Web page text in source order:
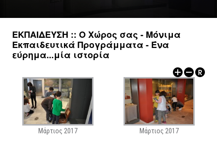
Επικοινωνία
Νέα
ΕΚΔΟΣΕΙΣ
ΕΚΠΑΙΔΕΥΣΗ :: Ο Χώρος σας - Μόνιμα
Εκπαιδευτικά Προγράμματα - Ένα
εύρημα...μία ιστορία
Μάρτιος 2017 Μάρτιος 2017